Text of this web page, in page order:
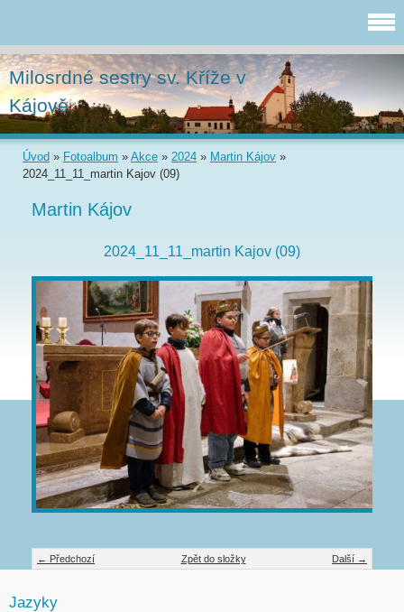
Milosrdné sestry sv. Kříže v
Kájově
Úvod » Fotoalbum » Akce » 2024 » Martin Kájov »
2024_11_11_martin Kajov (09)
Martin Kájov
2024_11_11_martin Kajov (09)
← Předchozí Další →
Zpět do složky
Jazyky